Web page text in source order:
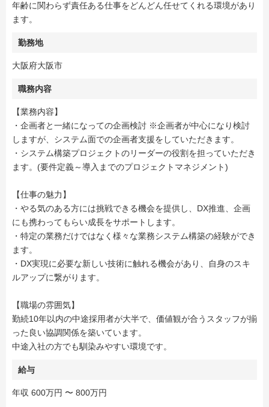
年齢に関わらず責任ある仕事をどんどん任せてくれる環境があり
ます。
勤務地
大阪府大阪市
職務内容
【業務内容】
・企画者と一緒になっての企画検討 ※企画者が中心になり検討
しますが、システム面での企画者支援をしていただきます。
・システム構築プロジェクトのリーダーの役割を担っていただき
ます。(要件定義～導入までのプロジェクトマネジメント)
【仕事の魅力】
・やる気のある方には挑戦できる機会を提供し、DX推進、企画
にも携わってもらい成長をサポートします。
・特定の業務だけではなく様々な業務システム構築の経験ができ
ます。
・DX実現に必要な新しい技術に触れる機会があり、自身のスキ
ルアップに繋がります。
【職場の雰囲気】
勤続10年以内の中途採用者が大半で、価値観が合うスタッフが揃
った良い協調関係を築いています。
中途入社の方でも馴染みやすい環境です。
給与
年収 600万円 〜 800万円